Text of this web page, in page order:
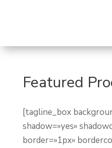
Featured
[tagline_box
shadow=»yes»
border=»1px»